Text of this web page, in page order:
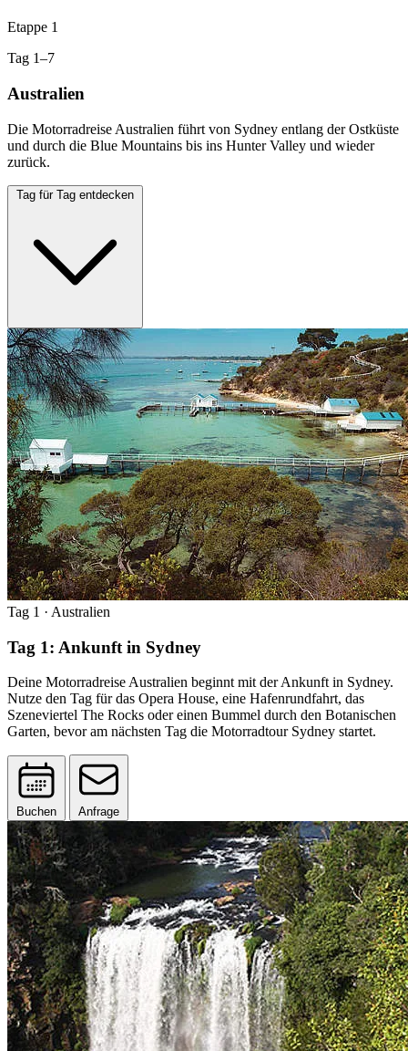
Etappe 1
Tag 1–7
Australien
Die Motorradreise Australien führt von Sydney entlang der Ostküste
und durch die Blue Mountains bis ins Hunter Valley und wieder
zurück.
Tag für Tag entdecken
Tag 1 · Australien
Tag 1: Ankunft in Sydney
Deine Motorradreise Australien beginnt mit der Ankunft in Sydney.
Nutze den Tag für das Opera House, eine Hafenrundfahrt, das
Szeneviertel The Rocks oder einen Bummel durch den Botanischen
Garten, bevor am nächsten Tag die Motorradtour Sydney startet.
Buchen Anfrage